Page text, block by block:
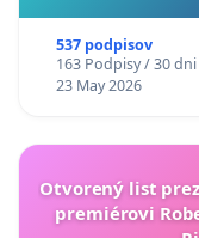
537 podpisov
163 Podpisy / 30 dni
23 May 2026
Otvorený list
premiérovi